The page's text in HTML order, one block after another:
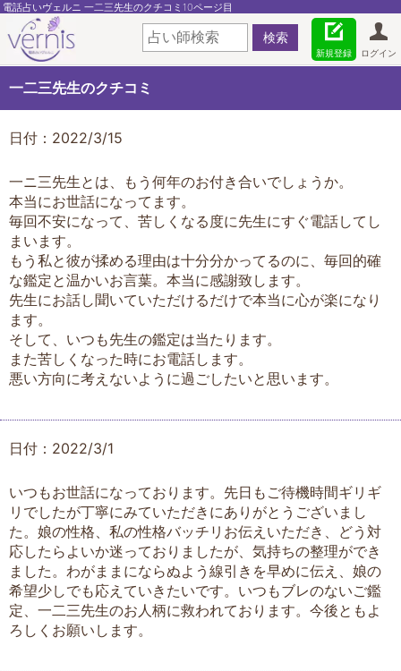
電話占いヴェルニ 一二三先生のクチコミ10ページ目
ログイン
新規登録
一二三先生のクチコミ
日付：2022/3/15
一ニ三先生とは、もう何年のお付き合いでしょうか。
本当にお世話になってます。
毎回不安になって、苦しくなる度に先生にすぐ電話してし
まいます。
もう私と彼が揉める理由は十分分かってるのに、毎回的確
な鑑定と温かいお言葉。本当に感謝致します。
先生にお話し聞いていただけるだけで本当に心が楽になり
ます。
そして、いつも先生の鑑定は当たります。
また苦しくなった時にお電話します。
悪い方向に考えないように過ごしたいと思います。
日付：2022/3/1
いつもお世話になっております。先日もご待機時間ギリギ
リでしたが丁寧にみていただきにありがとうございまし
た。娘の性格、私の性格バッチリお伝えいただき、どう対
応したらよいか迷っておりましたが、気持ちの整理ができ
ました。わがままにならぬよう線引きを早めに伝え、娘の
希望少しでも応えていきたいです。いつもブレのないご鑑
定、一二三先生のお人柄に救われております。今後ともよ
ろしくお願いします。